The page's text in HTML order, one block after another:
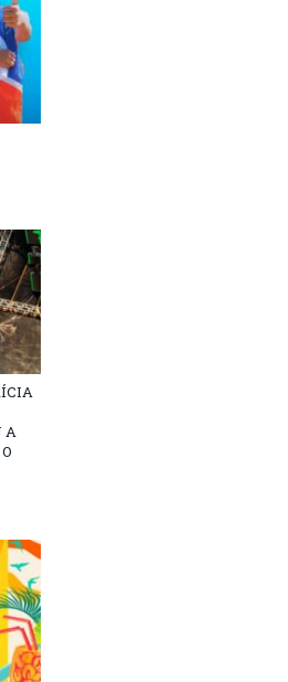
A